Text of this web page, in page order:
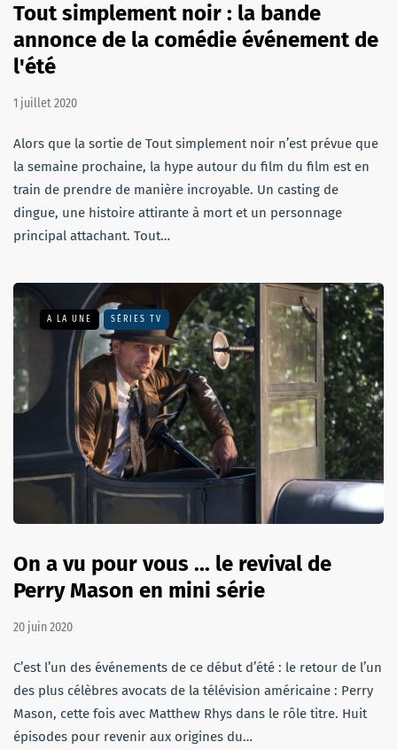
Tout simplement noir : la bande
annonce de la comédie événement de
l'été
1 juillet 2020
Alors que la sortie de Tout simplement noir n’est prévue que
la semaine prochaine, la hype autour du film du film est en
train de prendre de manière incroyable. Un casting de
dingue, une histoire attirante à mort et un personnage
principal attachant. Tout…
A LA UNE SÉRIES TV
On a vu pour vous ... le revival de
Perry Mason en mini série
20 juin 2020
C’est l’un des événements de ce début d’été : le retour de l’un
des plus célèbres avocats de la télévision américaine : Perry
Mason, cette fois avec Matthew Rhys dans le rôle titre. Huit
épisodes pour revenir aux origines du…